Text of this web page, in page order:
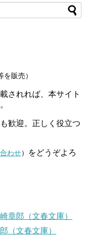
を販売）
されれば、本サイト
歓迎。正しく役立つ
わせ）
をどうぞよろ
章郎（文春文庫）
（文春文庫）